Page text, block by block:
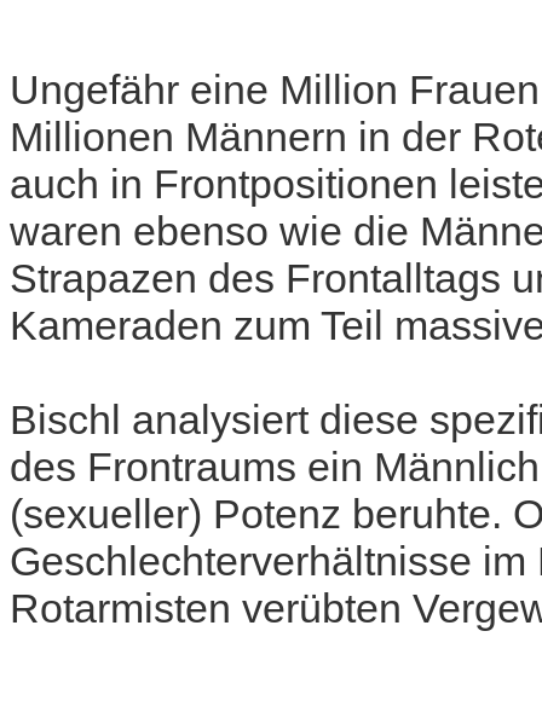
Ungefähr eine Million
Millionen Männern in der
auch in Frontpositionen
waren ebenso wie die
Strapazen des Frontalltags
Kameraden zum Teil
Bischl analysiert diese
des Frontraums ein
(sexueller) Potenz beruhte.
Geschlechterverhältnisse
Rotarmisten verübten